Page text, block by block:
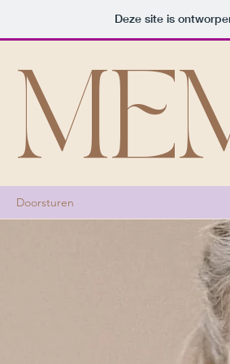
Deze site is
Doorsturen